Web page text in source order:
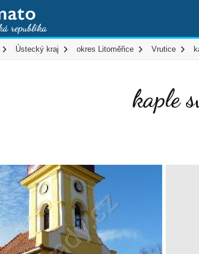
Ústecký kraj okres Litoměřice Vrutice
kaple